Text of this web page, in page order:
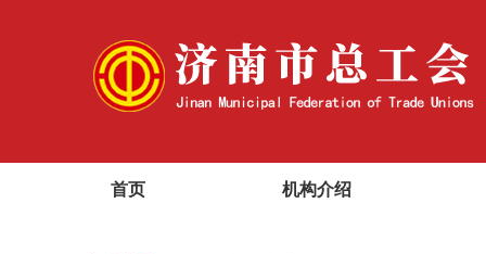
首页 机构介绍